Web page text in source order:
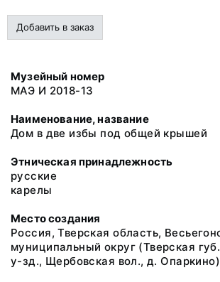
Добавить в заказ
Музейный номер
МАЭ И 2018-13
Наименование, название
Дом в две избы под общей крышей
Этническая принадлежность
русские
карелы
Место создания
Россия, Тверская область,
муниципальный округ (Тверская
у-зд., Щербовская вол., д. Опаркино)